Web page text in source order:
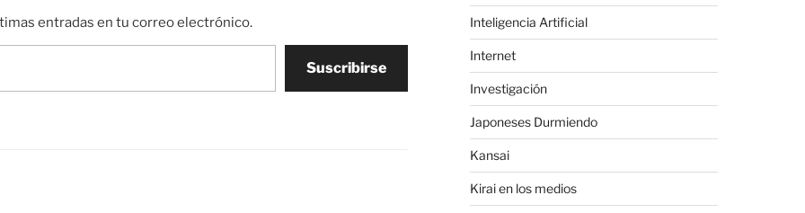
entradas en tu correo electrónico.
Suscribirse
Inteligencia Artificial
Internet
Investigación
Japoneses Durmiendo
Kansai
Kirai en los medios